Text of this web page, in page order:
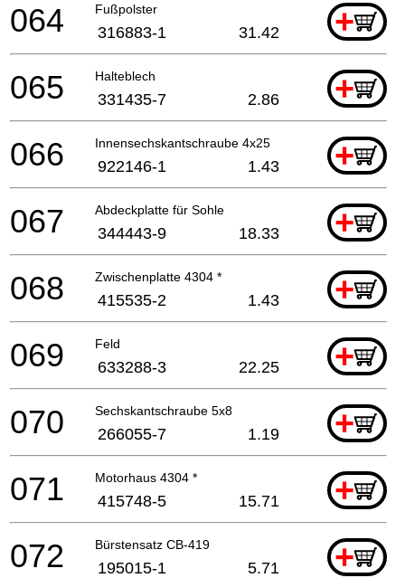
Fußpolster +
064 316883-1 31.42
Halteblech +
065 331435-7 2.86
Innensechskantschraube 4x25 +
066 922146-1 1.43
Abdeckplatte für Sohle +
067 344443-9 18.33
Zwischenplatte 4304 * +
068 415535-2 1.43
Feld +
069 633288-3 22.25
Sechskantschraube 5x8 +
070 266055-7 1.19
Motorhaus 4304 * +
071 415748-5 15.71
Bürstensatz CB-419 +
072 195015-1 5.71